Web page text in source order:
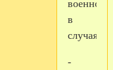
в
случаях:
-